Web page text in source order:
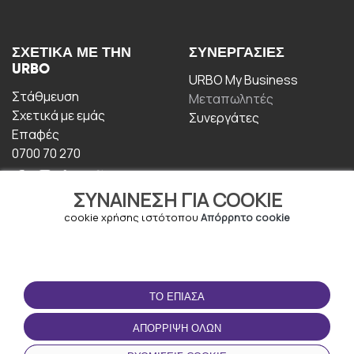
ΣΥΝΑΊΝΕΣΗ ΓΙΑ COOKIE
cookie χρήσης ιστότοπου Απόρρητο cookie
ΤΟ ΈΠΙΑΣΑ
ΑΠΌΡΡΙΨΗ ΌΛΩΝ
ΣΧΕΤΙΚΆ ΜΕ ΤΗΝ
URBO
Στάθμευση
Σχετικά με εμάς
Επαφές
0700 70 270
ΣΥΝΕΡΓΑΣΊΕΣ
URBO My Business
Μεταπωλητές
Συνεργάτες
ΟΡΟΙ ΧΡΉΣΗΣ
Οροι και Προϋποθέσεις
Πολιτική απορρήτου
ΚΑΤΕΒΆΣΤΕ ΤΗΝ
ΕΦΑΡΜΟΓΉ